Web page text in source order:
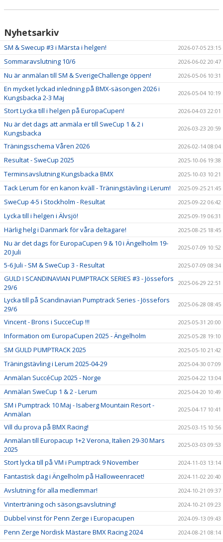
Nyhetsarkiv
SM & Swecup #3 i Märsta i helgen! 2026-07-05 23:15
Sommaravslutning 10/6 2026-06-02 20:47
Nu är anmälan till SM & SverigeChallenge öppen! 2026-05-06 10:31
En mycket lyckad inledning på BMX-säsongen 2026 i
Kungsbacka 2-3 Maj
2026-05-04 10:19
Stort Lycka till i helgen på EuropaCupen! 2026-04-03 22:01
Nu är det dags att anmäla er till SweCup 1 & 2 i
Kungsbacka
2026-03-23 20:59
Träningsschema Våren 2026 2026-02-14 08:04
Resultat - SweCup 2025 2025-10-06 19:38
Terminsavslutning Kungsbacka BMX 2025-10-03 10:21
Tack Lerum för en kanon kväll - Träningstävling i Lerum! 2025-09-25 21:45
SweCup 4-5 i Stockholm - Resultat 2025-09-22 06:42
Lycka till i helgen i Älvsjö! 2025-09-19 06:31
Härlig helg i Danmark för våra deltagare! 2025-08-25 18:45
Nu är det dags för EuropaCupen 9 & 10 i Ängelholm 19-
20 Juli
2025-07-09 10:52
5-6 Juli - SM & SweCup 3 - Resultat 2025-07-09 08:34
GULD I SCANDINAVIAN PUMPTRACK SERIES #3 - Jössefors
29/6
2025-06-29 22:51
Lycka till på Scandinavian Pumptrack Series - Jössefors
29/6
2025-06-28 08:45
Vincent - Brons i SucceCup !!! 2025-05-31 20:00
Information om EuropaCupen 2025 - Ängelholm 2025-05-28 19:10
SM GULD PUMPTRACK 2025 2025-05-10 21:42
Träningstävling i Lerum 2025-04-29 2025-04-30 07:09
Anmälan SuccéCup 2025 - Norge 2025-04-22 13:04
Anmälan SweCup 1 & 2 - Lerum 2025-04-20 10:49
SM i Pumptrack 10 Maj - Isaberg Mountain Resort -
Anmälan
2025-04-17 10:41
Vill du prova på BMX Racing! 2025-03-15 10:56
Anmälan till Europacup 1+2 Verona, Italien 29-30 Mars
2025
2025-03-03 09:53
Stort lycka till på VM i Pumptrack 9 November 2024-11-03 13:14
Fantastisk dag i Ängelholm på Halloweenracet! 2024-11-02 20:40
Avslutning för alla medlemmar! 2024-10-21 09:37
Vinterträning och säsongsavslutning! 2024-10-21 09:23
Dubbel vinst för Penn Zerge i Europacupen 2024-09-13 09:43
Penn Zerge Nordisk Mästare BMX Racing 2024 2024-08-21 08:14